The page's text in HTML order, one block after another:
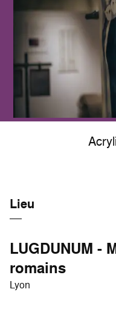
Lieu
LUGDUNUM -
romains
Lyon